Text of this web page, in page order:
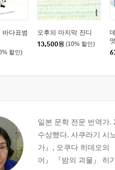
바다표범
할인)
오후의 마지막 잔디
13,500원 (10% 할인)
일본 문학 전문 번역가.
수상했다. 사쿠라기 시
가』, 오쿠다 히데오의
어』 『밤의 괴물』 히